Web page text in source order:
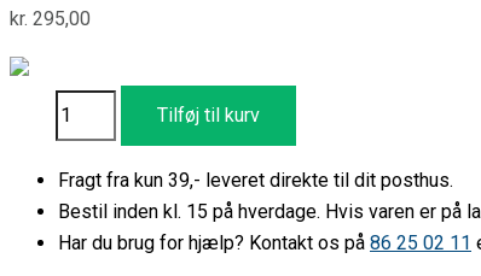
kr. 295,00
Tilføj til kurv
Fragt fra kun 39,- leveret direkte til dit posthus.
Bestil inden kl. 15 på hverdage. Hvis varen er på
Har du brug for hjælp? Kontakt os på 86 25 02 11